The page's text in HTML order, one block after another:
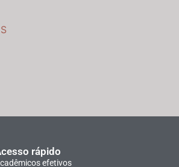
rápido
efetivos